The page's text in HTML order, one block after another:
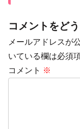
コメントをど
メールアドレスが
いている欄は必須
コメント ※